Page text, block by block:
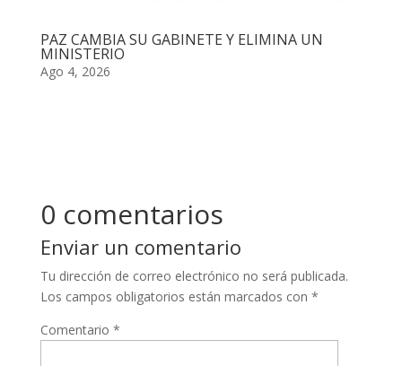
PAZ CAMBIA SU GABINETE Y ELIMINA UN
MINISTERIO
Ago 4, 2026
0 comentarios
Enviar un comentario
Tu dirección de correo electrónico no será publicada.
Los campos obligatorios están marcados con *
Comentario *